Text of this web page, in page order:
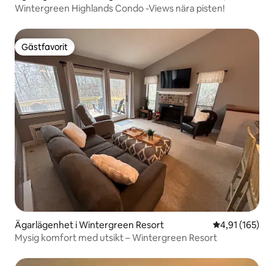
Wintergreen Highlands Condo -Views nära pisten!
Gästfavorit
Gästfavorit
Ägarlägenhet i Wintergreen Resort 4,91 av 5 i
4,91 (165)
Mysig komfort med utsikt – Wintergreen Resort